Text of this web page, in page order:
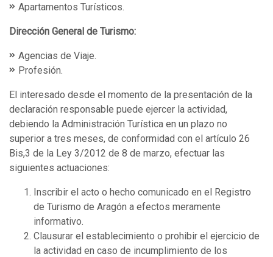
Apartamentos Turísticos.
Dirección General de Turismo:
Agencias de Viaje.
Profesión.
El interesado desde el momento de la presentación de la
declaración responsable puede ejercer la actividad,
debiendo la Administración Turística en un plazo no
superior a tres meses, de conformidad con el artículo 26
Bis,3 de la Ley 3/2012 de 8 de marzo, efectuar las
siguientes actuaciones:
Inscribir el acto o hecho comunicado en el Registro
de Turismo de Aragón a efectos meramente
informativo.
Clausurar el establecimiento o prohibir el ejercicio de
la actividad en caso de incumplimiento de los